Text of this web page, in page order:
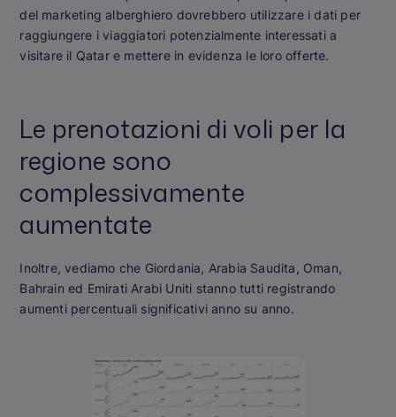
del marketing alberghiero dovrebbero utilizzare i dati per
raggiungere i viaggiatori potenzialmente interessati a
visitare il Qatar e mettere in evidenza le loro offerte.
Le prenotazioni di voli per la
regione sono
complessivamente
aumentate
Inoltre, vediamo che Giordania, Arabia Saudita, Oman,
Bahrain ed Emirati Arabi Uniti stanno tutti registrando
aumenti percentuali significativi anno su anno.